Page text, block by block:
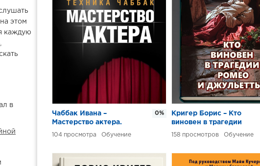
этом
каждую
в
Чаббак Ивана –
Мастерство актера.
Техника Чаббак
104 Обучение
0%
Кригер Борис – Кто
виновен в трагедии
Ромео и Джульетты
158 Обучение